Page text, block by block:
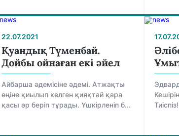
22.07.2021
Қуандық Түменбай.
Дойбы ойнаған екі әйел
Айбарша әдемісіне әдемі. Атжақты
өңіне қиылып келген қияқтай қара
қасы әр беріп тұрады. Үшкірленіп б...